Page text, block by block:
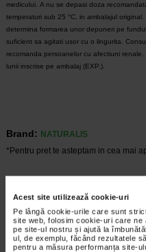
Acest site utilizează cookie-uri
Pe lângă cookie-urile care sunt
site web, folosim cookie-uri care
pe site-ul nostru și ajută la
ul, de exemplu, făcând rezultatele
pentru a măsura performanța site-
medicului. A nu se depasi doza
temperaturi sub 25 °C, in ambalajul original.
determina formarea unor depuneri pe
suficient sa agitati usor cu o lingurita.
recomanda persoanelor cu afectiuni renale.
lunii inscrise pe ambalaj (EXP.).
Brand: NATURALIS
*Pentru pret te asteptam in cea mai
Plătești 2, primești